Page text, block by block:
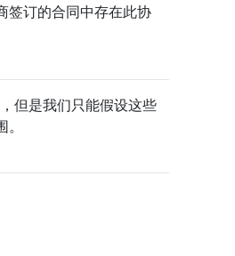
签订的合同中存在此协
但是我们只能假设这些